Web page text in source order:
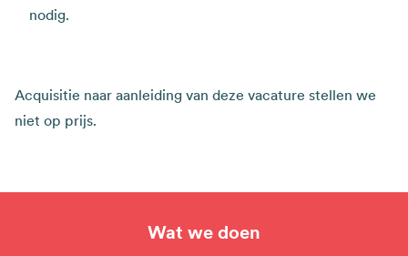
nodig.
Acquisitie naar aanleiding van deze vacature stellen we
niet op prijs.
Wat we doen